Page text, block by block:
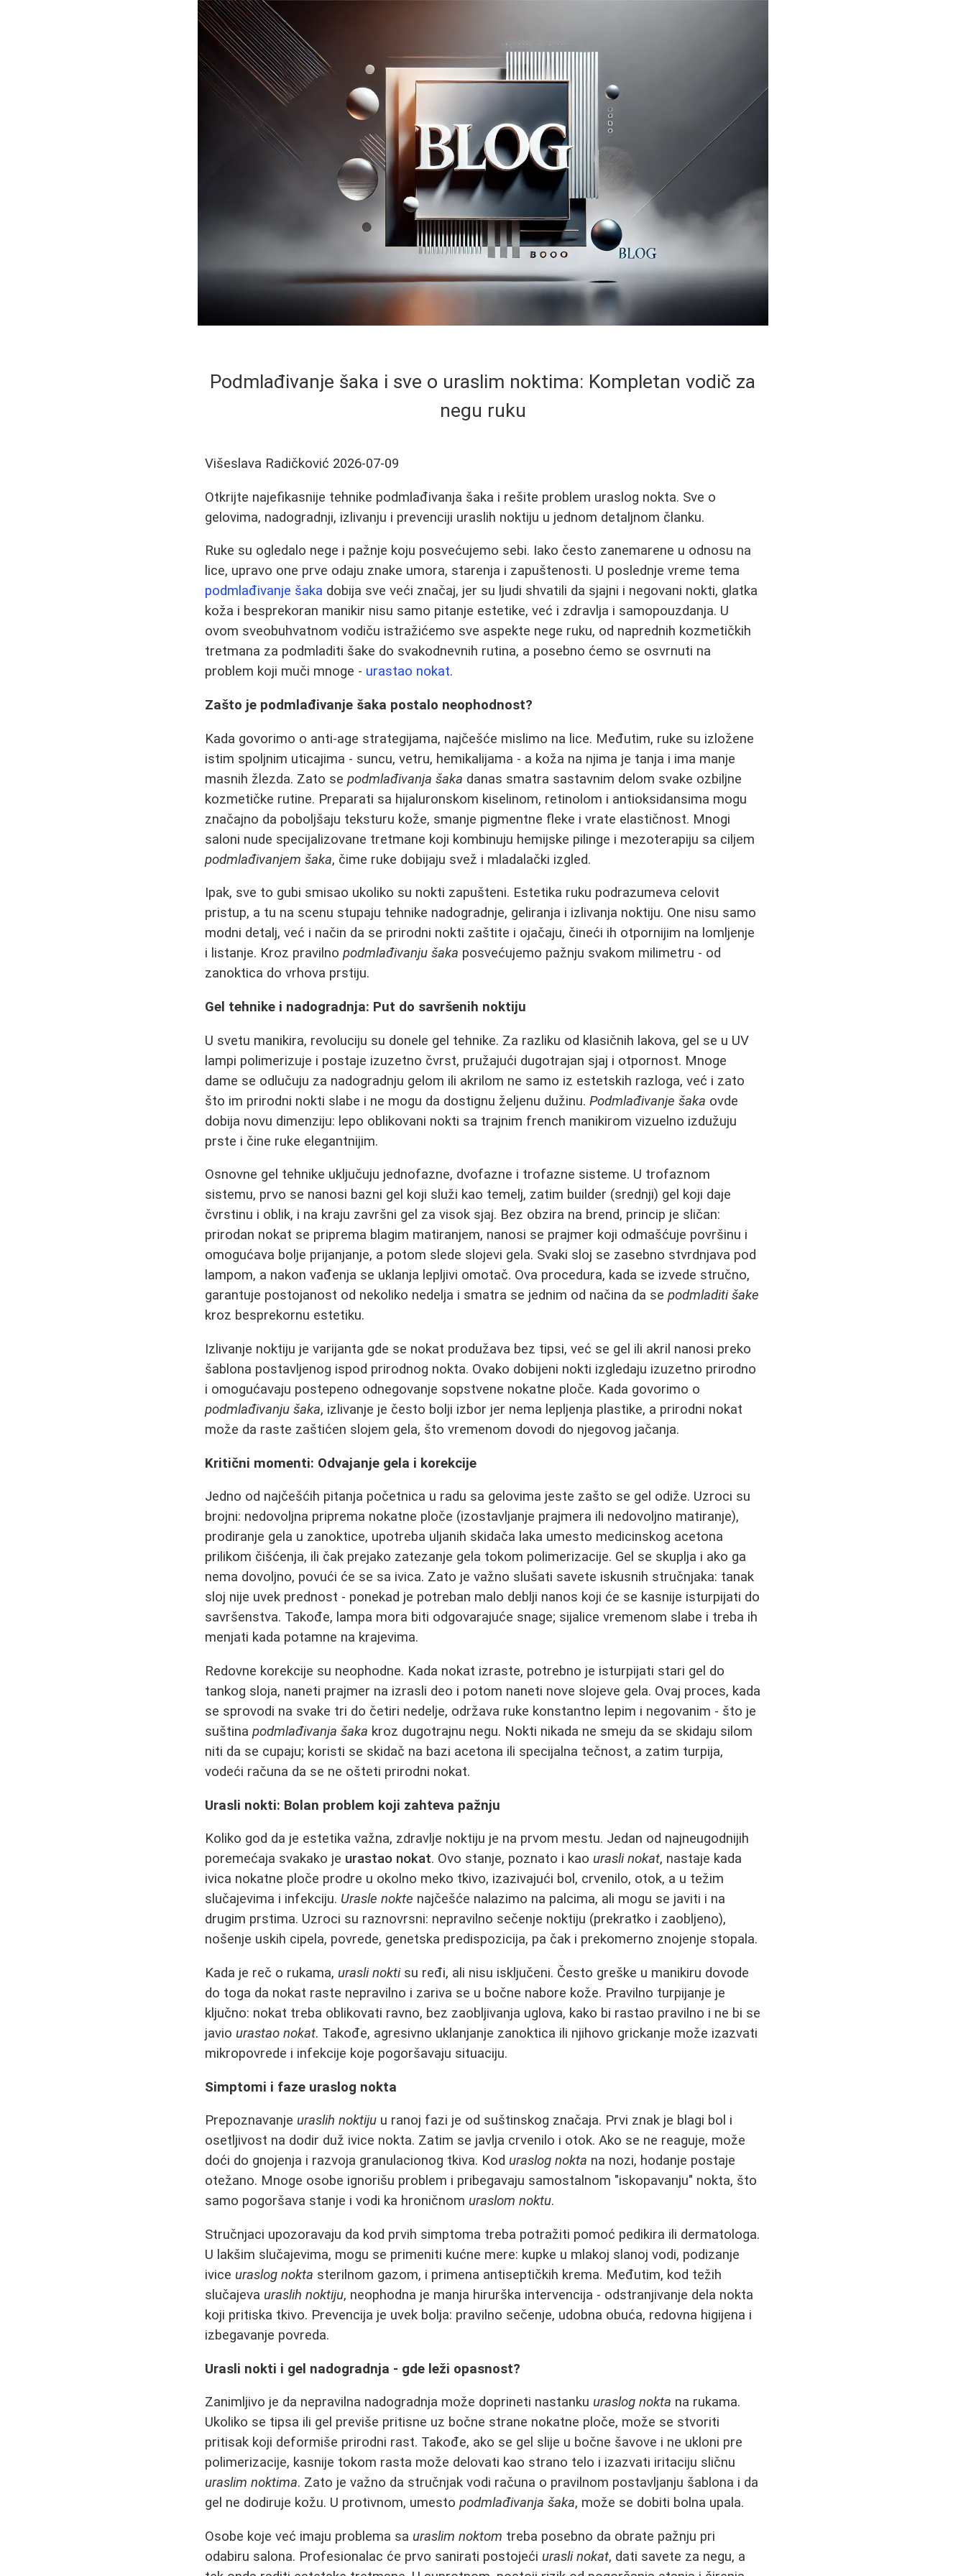
Podmlađivanje šaka i sve o uraslim noktima: Kompletan vodič za
negu ruku
Višeslava Radičković 2026-07-09
Otkrijte najefikasnije tehnike podmlađivanja šaka i rešite problem uraslog nokta. Sve o
gelovima, nadogradnji, izlivanju i prevenciji uraslih noktiju u jednom detaljnom članku.
Ruke su ogledalo nege i pažnje koju posvećujemo sebi. Iako često zanemarene u odnosu na
lice, upravo one prve odaju znake umora, starenja i zapuštenosti. U poslednje vreme tema
podmlađivanje šaka dobija sve veći značaj, jer su ljudi shvatili da sjajni i negovani nokti, glatka
koža i besprekoran manikir nisu samo pitanje estetike, već i zdravlja i samopouzdanja. U
ovom sveobuhvatnom vodiču istražićemo sve aspekte nege ruku, od naprednih kozmetičkih
tretmana za podmladiti šake do svakodnevnih rutina, a posebno ćemo se osvrnuti na
problem koji muči mnoge - urastao nokat.
Zašto je podmlađivanje šaka postalo neophodnost?
Kada govorimo o anti-age strategijama, najčešće mislimo na lice. Međutim, ruke su izložene
istim spoljnim uticajima - suncu, vetru, hemikalijama - a koža na njima je tanja i ima manje
masnih žlezda. Zato sepodmlađivanja šaka danas smatra sastavnim delom svake ozbiljne
kozmetičke rutine. Preparati sa hijaluronskom kiselinom, retinolom i antioksidansima mogu
značajno da poboljšaju teksturu kože, smanje pigmentne fleke i vrate elastičnost. Mnogi
saloni nude specijalizovane tretmane koji kombinuju hemijske pilinge i mezoterapiju sa ciljem
podmlađivanjem šaka, čime ruke dobijaju svež i mladalački izgled.
Ipak, sve to gubi smisao ukoliko su nokti zapušteni. Estetika ruku podrazumeva celovit
pristup, a tu na scenu stupaju tehnike nadogradnje, geliranja i izlivanja noktiju. One nisu samo
modni detalj, već i način da se prirodni nokti zaštite i ojačaju, čineći ih otpornijim na lomljenje
i listanje. Kroz pravilnopodmlađivanju šaka posvećujemo pažnju svakom milimetru - od
zanoktica do vrhova prstiju.
Gel tehnike i nadogradnja: Put do savršenih noktiju
U svetu manikira, revoluciju su donele gel tehnike. Za razliku od klasičnih lakova, gel se u UV
lampi polimerizuje i postaje izuzetno čvrst, pružajući dugotrajan sjaj i otpornost. Mnoge
dame se odlučuju za nadogradnju gelom ili akrilom ne samo iz estetskih razloga, već i zato
što im prirodni nokti slabe i ne mogu da dostignu željenu dužinu.Podmlađivanje šaka ovde
dobija novu dimenziju: lepo oblikovani nokti sa trajnim french manikirom vizuelno izdužuju
prste i čine ruke elegantnijim.
Osnovne gel tehnike uključuju jednofazne, dvofazne i trofazne sisteme. U trofaznom
sistemu, prvo se nanosi bazni gel koji služi kao temelj, zatim builder (srednji) gel koji daje
čvrstinu i oblik, i na kraju završni gel za visok sjaj. Bez obzira na brend, princip je sličan:
prirodan nokat se priprema blagim matiranjem, nanosi se prajmer koji odmašćuje površinu i
omogućava bolje prijanjanje, a potom slede slojevi gela. Svaki sloj se zasebno stvrdnjava pod
lampom, a nakon vađenja se uklanja lepljivi omotač. Ova procedura, kada se izvede stručno,
garantuje postojanost od nekoliko nedelja i smatra se jednim od načina da sepodmladiti šake
kroz besprekornu estetiku.
Izlivanje noktiju je varijanta gde se nokat produžava bez tipsi, već se gel ili akril nanosi preko
šablona postavljenog ispod prirodnog nokta. Ovako dobijeni nokti izgledaju izuzetno prirodno
i omogućavaju postepeno odnegovanje sopstvene nokatne ploče. Kada govorimo o
podmlađivanju šaka, izlivanje je često bolji izbor jer nema lepljenja plastike, a prirodni nokat
može da raste zaštićen slojem gela, što vremenom dovodi do njegovog jačanja.
Kritični momenti: Odvajanje gela i korekcije
Jedno od najčešćih pitanja početnica u radu sa gelovima jeste zašto se gel odiže. Uzroci su
brojni: nedovoljna priprema nokatne ploče (izostavljanje prajmera ili nedovoljno matiranje),
prodiranje gela u zanoktice, upotreba uljanih skidača laka umesto medicinskog acetona
prilikom čišćenja, ili čak prejako zatezanje gela tokom polimerizacije. Gel se skuplja i ako ga
nema dovoljno, povući će se sa ivica. Zato je važno slušati savete iskusnih stručnjaka: tanak
sloj nije uvek prednost - ponekad je potreban malo deblji nanos koji će se kasnije isturpijati do
savršenstva. Takođe, lampa mora biti odgovarajuće snage; sijalice vremenom slabe i treba ih
menjati kada potamne na krajevima.
Redovne korekcije su neophodne. Kada nokat izraste, potrebno je isturpijati stari gel do
tankog sloja, naneti prajmer na izrasli deo i potom naneti nove slojeve gela. Ovaj proces, kada
se sprovodi na svake tri do četiri nedelje, održava ruke konstantno lepim i negovanim - što je
suštinapodmlađivanja šaka kroz dugotrajnu negu. Nokti nikada ne smeju da se skidaju silom
niti da se cupaju; koristi se skidač na bazi acetona ili specijalna tečnost, a zatim turpija,
vodeći računa da se ne ošteti prirodni nokat.
Urasli nokti: Bolan problem koji zahteva pažnju
Koliko god da je estetika važna, zdravlje noktiju je na prvom mestu. Jedan od najneugodnijih
poremećaja svakako je urastao nokat. Ovo stanje, poznato i kao urasli nokat, nastaje kada
ivica nokatne ploče prodre u okolno meko tkivo, izazivajući bol, crvenilo, otok, a u težim
slučajevima i infekciju. Urasle nokte najčešće nalazimo na palcima, ali mogu se javiti i na
drugim prstima. Uzroci su raznovrsni: nepravilno sečenje noktiju (prekratko i zaobljeno),
nošenje uskih cipela, povrede, genetska predispozicija, pa čak i prekomerno znojenje stopala.
Kada je reč o rukama, urasli noktisu ređi, ali nisu isključeni. Često greške u manikiru dovode
do toga da nokat raste nepravilno i zariva se u bočne nabore kože. Pravilno turpijanje je
ključno: nokat treba oblikovati ravno, bez zaobljivanja uglova, kako bi rastao pravilno i ne bi se
javio urastao nokat. Takođe, agresivno uklanjanje zanoktica ili njihovo grickanje može izazvati
mikropovrede i infekcije koje pogoršavaju situaciju.
Simptomi i faze uraslog nokta
Prepoznavanje uraslih noktiju u ranoj fazi je od suštinskog značaja. Prvi znak je blagi bol i
osetljivost na dodir duž ivice nokta. Zatim se javlja crvenilo i otok. Ako se ne reaguje, može
doći do gnojenja i razvoja granulacionog tkiva. Kod uraslog nokta na nozi, hodanje postaje
otežano. Mnoge osobe ignorišu problem i pribegavaju samostalnom "iskopavanju" nokta, što
samo pogoršava stanje i vodi ka hroničnom uraslom noktu.
Stručnjaci upozoravaju da kod prvih simptoma treba potražiti pomoć pedikira ili dermatologa.
U lakšim slučajevima, mogu se primeniti kućne mere: kupke u mlakoj slanoj vodi, podizanje
ivice uraslog nokta sterilnom gazom, i primena antiseptičkih krema. Međutim, kod težih
slučajeva uraslih noktiju, neophodna je manja hirurška intervencija - odstranjivanje dela nokta
koji pritiska tkivo. Prevencija je uvek bolja: pravilno sečenje, udobna obuća, redovna higijena i
izbegavanje povreda.
Urasli nokti i gel nadogradnja - gde leži opasnost?
Zanimljivo je da nepravilna nadogradnja može doprineti nastanku uraslog nokta na rukama.
Ukoliko se tipsa ili gel previše pritisne uz bočne strane nokatne ploče, može se stvoriti
pritisak koji deformiše prirodni rast. Takođe, ako se gel slije u bočne šavove i ne ukloni pre
polimerizacije, kasnije tokom rasta može delovati kao strano telo i izazvati iritaciju sličnu
uraslim noktima. Zato je važno da stručnjak vodi računa o pravilnom postavljanju šablona i da
gel ne dodiruje kožu. U protivnom, umestopodmlađivanja šaka, može se dobiti bolna upala.
Osobe koje već imaju problema sa uraslim noktom treba posebno da obrate pažnju pri
odabiru salona. Profesionalac će prvo sanirati postojeći urasli nokat, dati savete za negu, a